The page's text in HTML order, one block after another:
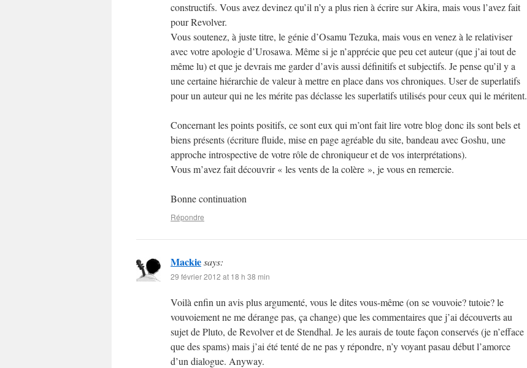
constructifs. Vous avez devinez qu’il n’y a plus rien à écrire sur Akira, mais vous l’avez fait
pour Revolver.
Vous soutenez, à juste titre, le génie d’Osamu Tezuka, mais vous en venez à le relativiser
avec votre apologie d’Urosawa. Même si je n’apprécie que peu cet auteur (que j’ai tout de
même lu) et que je devrais me garder d’avis aussi définitifs et subjectifs. Je pense qu’il y a
une certaine hiérarchie de valeur à mettre en place dans vos chroniques. User de superlatifs
pour un auteur qui ne les mérite pas déclasse les superlatifs utilisés pour ceux qui le méritent.
Concernant les points positifs, ce sont eux qui m’ont fait lire votre blog donc ils sont bels et
biens présents (écriture fluide, mise en page agréable du site, bandeau avec Goshu, une
approche introspective de votre rôle de chroniqueur et de vos interprétations).
Vous m’avez fait découvrir « les vents de la colère », je vous en remercie.
Bonne continuation
Répondre
Mackiesays:
29 février 2012 at 18 h 38 min
Voilà enfin un avis plus argumenté, vous le dites vous-même (on se vouvoie? tutoie? le
vouvoiement ne me dérange pas, ça change) que les commentaires que j’ai découverts au
sujet de Pluto, de Revolver et de Stendhal. Je les aurais de toute façon conservés (je n’efface
que des spams) mais j’ai été tenté de ne pas y répondre, n’y voyant pasau début l’amorce
d’un dialogue. Anyway.